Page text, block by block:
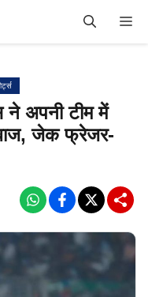
ने अपनी टीम में
जेक फ्रेजर-